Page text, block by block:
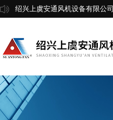
绍兴上虞安通风机设备有限公司